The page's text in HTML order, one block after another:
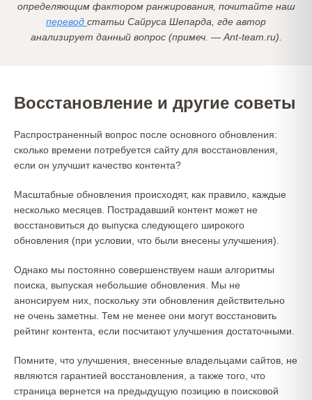
определяющим фактором ранжирования, почитайте наш
перевод статьи Сайруса Шепарда, где автор
анализирует данный вопрос (примеч. — Ant-team.ru).
Восстановление и другие советы
Распространенный вопрос после основного обновления:
сколько времени потребуется сайту для восстановления,
если он улучшит качество контента?
Масштабные обновления происходят, как правило, каждые
несколько месяцев. Пострадавший контент может не
восстановиться до выпуска следующего широкого
обновления (при условии, что были внесены улучшения).
Однако мы постоянно совершенствуем наши алгоритмы
поиска, выпуская небольшие обновления. Мы не
анонсируем них, поскольку эти обновления действительно
не очень заметны. Тем не менее они могут восстановить
рейтинг контента, если посчитают улучшения достаточными.
Помните, что улучшения, внесенные владельцами сайтов, не
являются гарантией восстановления, а также того, что
страница вернется на предыдущую позицию в поисковой